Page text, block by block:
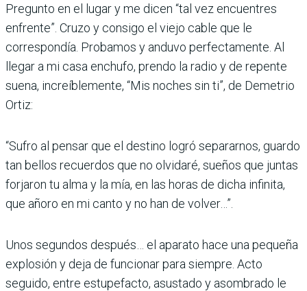
Pregunto en el lugar y me dicen “tal vez encuentres
enfrente”. Cruzo y consigo el viejo cable que le
correspondía. Probamos y anduvo perfectamente. Al
llegar a mi casa enchufo, prendo la radio y de repente
suena, increíblemente, “Mis noches sin ti”, de Demetrio
Ortiz:
“Sufro al pensar que el destino logró separarnos, guardo
tan bellos recuerdos que no olvidaré, sueños que juntas
forjaron tu alma y la mía, en las horas de dicha infinita,
que añoro en mi canto y no han de volver…”.
Unos segundos después… el aparato hace una pequeña
explosión y deja de funcionar para siempre. Acto
seguido, entre estupefacto, asustado y asombrado le